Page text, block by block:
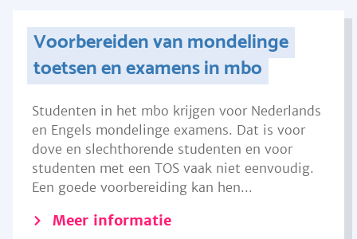
Voorbereiden van mondelinge
toetsen en examens in mbo
Studenten in het mbo krijgen voor Nederlands
en Engels mondelinge examens. Dat is voor
dove en slechthorende studenten en voor
studenten met een TOS vaak niet eenvoudig.
Een goede voorbereiding kan hen...
Meer informatie